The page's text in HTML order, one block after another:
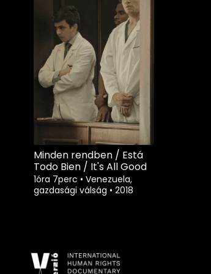
Minden rendben / Está
Todo Bien / It's All Good
1óra 7perc • Venezuela,
gazdasági válság • 2018